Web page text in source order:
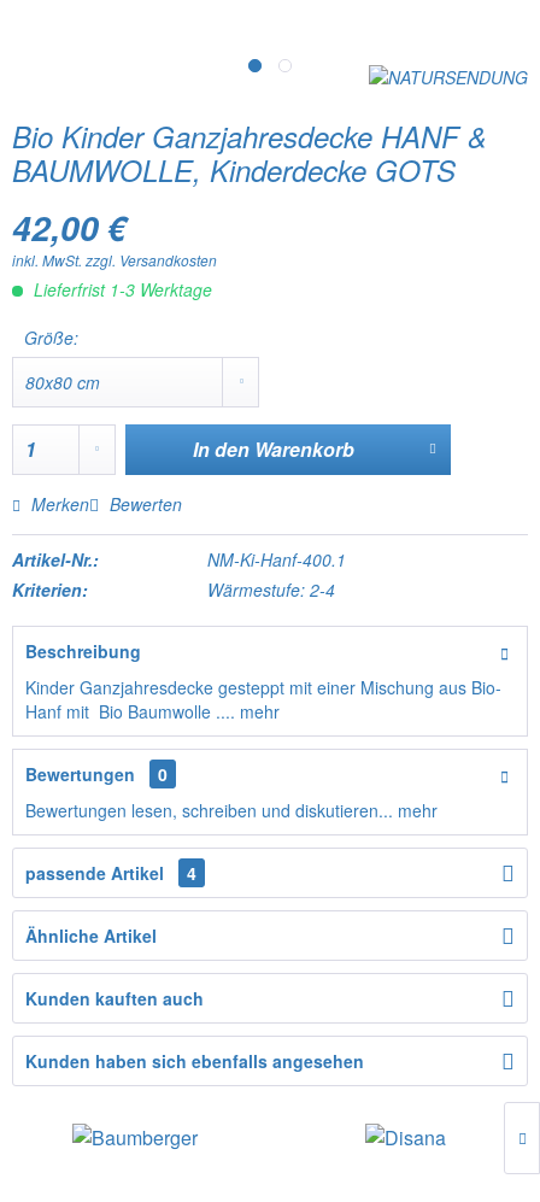
Bio Kinder Ganzjahresdecke HANF &
BAUMWOLLE, Kinderdecke GOTS
42,00 €
inkl. MwSt. zzgl. Versandkosten
Lieferfrist 1-3 Werktage
Größe:
In den Warenkorb
Merken Bewerten
Artikel-Nr.:
NM-Ki-Hanf-400.1
Kriterien:
Wärmestufe: 2-4
Beschreibung
Kinder Ganzjahresdecke gesteppt mit einer Mischung aus Bio-
Hanf mit Bio Baumwolle .... mehr
Bewertungen
0
Bewertungen lesen, schreiben und diskutieren... mehr
passende Artikel 4
Ähnliche Artikel
Kunden kauften auch
Kunden haben sich ebenfalls angesehen